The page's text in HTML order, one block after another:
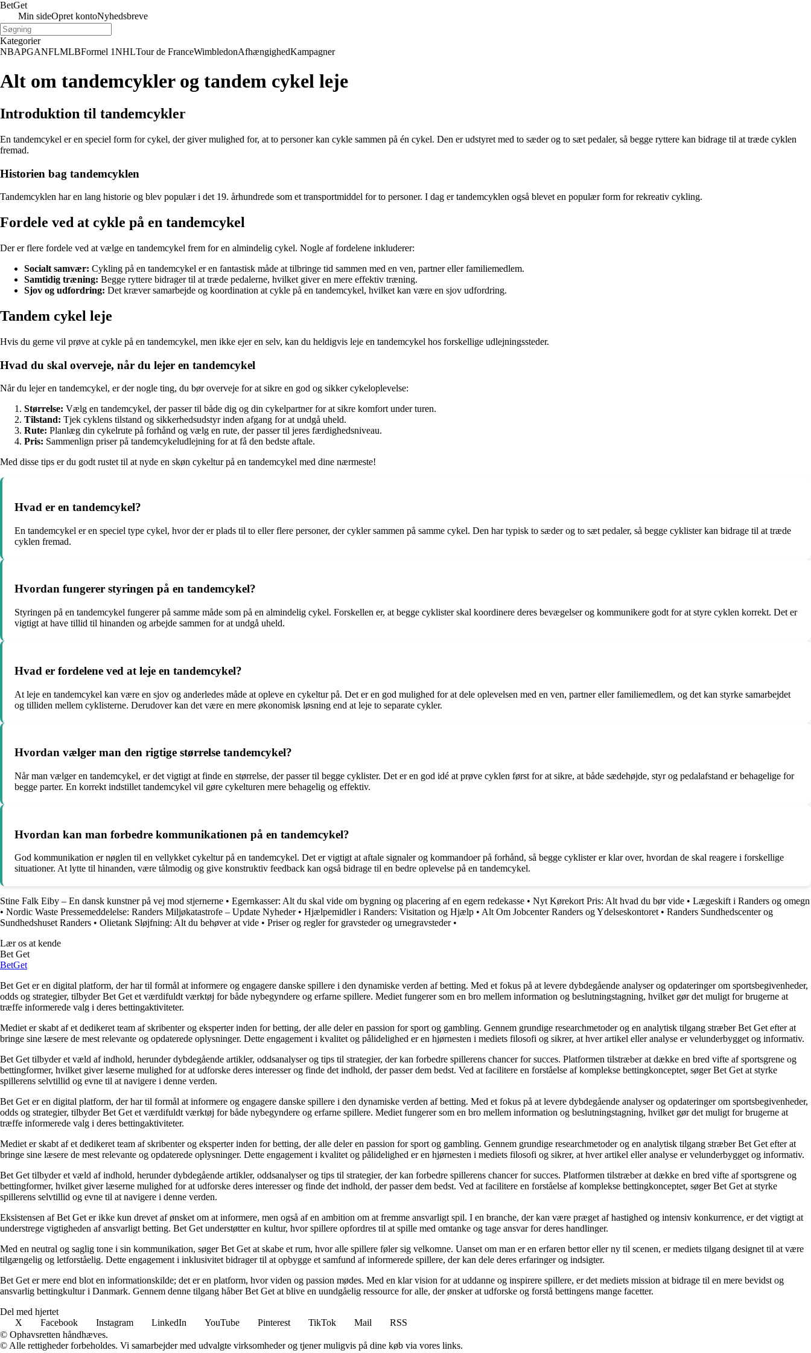
BetGet
Min sideOpret kontoNyhedsbreve
Kategorier
NBAPGANFLMLBFormel 1NHLTour de FranceWimbledonAfhængighedKampagner
Alt om tandemcykler og tandem cykel leje
Introduktion til tandemcykler
En tandemcykel er en speciel form for cykel, der giver mulighed for, at to personer kan cykle sammen på én cykel. Den er udstyret med to sæder og to sæt pedaler, så begge ryttere kan bidrage til at træde cyklen
fremad.
Historien bag tandemcyklen
Tandemcyklen har en lang historie og blev populær i det 19. århundrede som et transportmiddel for to personer. I dag er tandemcyklen også blevet en populær form for rekreativ cykling.
Fordele ved at cykle på en tandemcykel
Der er flere fordele ved at vælge en tandemcykel frem for en almindelig cykel. Nogle af fordelene inkluderer:
Socialt samvær: Cykling på en tandemcykel er en fantastisk måde at tilbringe tid sammen med en ven, partner eller familiemedlem.
Samtidig træning: Begge ryttere bidrager til at træde pedalerne, hvilket giver en mere effektiv træning.
Sjov og udfordring: Det kræver samarbejde og koordination at cykle på en tandemcykel, hvilket kan være en sjov udfordring.
Tandem cykel leje
Hvis du gerne vil prøve at cykle på en tandemcykel, men ikke ejer en selv, kan du heldigvis leje en tandemcykel hos forskellige udlejningssteder.
Hvad du skal overveje, når du lejer en tandemcykel
Når du lejer en tandemcykel, er der nogle ting, du bør overveje for at sikre en god og sikker cykeloplevelse:
Størrelse: Vælg en tandemcykel, der passer til både dig og din cykelpartner for at sikre komfort under turen.
Tilstand: Tjek cyklens tilstand og sikkerhedsudstyr inden afgang for at undgå uheld.
Rute: Planlæg din cykelrute på forhånd og vælg en rute, der passer til jeres færdighedsniveau.
Pris: Sammenlign priser på tandemcykeludlejning for at få den bedste aftale.
Med disse tips er du godt rustet til at nyde en skøn cykeltur på en tandemcykel med dine nærmeste!
Hvad er en tandemcykel?
En tandemcykel er en speciel type cykel, hvor der er plads til to eller flere personer, der cykler sammen på samme cykel. Den har typisk to sæder og to sæt pedaler, så begge cyklister kan bidrage til at træde
cyklen fremad.
Hvordan fungerer styringen på en tandemcykel?
Styringen på en tandemcykel fungerer på samme måde som på en almindelig cykel. Forskellen er, at begge cyklister skal koordinere deres bevægelser og kommunikere godt for at styre cyklen korrekt. Det er
vigtigt at have tillid til hinanden og arbejde sammen for at undgå uheld.
Hvad er fordelene ved at leje en tandemcykel?
At leje en tandemcykel kan være en sjov og anderledes måde at opleve en cykeltur på. Det er en god mulighed for at dele oplevelsen med en ven, partner eller familiemedlem, og det kan styrke samarbejdet
og tilliden mellem cyklisterne. Derudover kan det være en mere økonomisk løsning end at leje to separate cykler.
Hvordan vælger man den rigtige størrelse tandemcykel?
Når man vælger en tandemcykel, er det vigtigt at finde en størrelse, der passer til begge cyklister. Det er en god idé at prøve cyklen først for at sikre, at både sædehøjde, styr og pedalafstand er behagelige for
begge parter. En korrekt indstillet tandemcykel vil gøre cykelturen mere behagelig og effektiv.
Hvordan kan man forbedre kommunikationen på en tandemcykel?
God kommunikation er nøglen til en vellykket cykeltur på en tandemcykel. Det er vigtigt at aftale signaler og kommandoer på forhånd, så begge cyklister er klar over, hvordan de skal reagere i forskellige
situationer. At lytte til hinanden, være tålmodig og give konstruktiv feedback kan også bidrage til en bedre oplevelse på en tandemcykel.
Stine Falk Eiby – En dansk kunstner på vej mod stjernerne • Egernkasser: Alt du skal vide om bygning og placering af en egern redekasse • Nyt Kørekort Pris: Alt hvad du bør vide • Lægeskift i Randers og omegn
• Nordic Waste Pressemeddelelse: Randers Miljøkatastrofe – Update Nyheder• Hjælpemidler i Randers: Visitation og Hjælp • Alt Om Jobcenter Randers og Ydelseskontoret• Randers Sundhedscenter og
Sundhedshuset Randers • Olietank Sløjfning: Alt du behøver at vide • Priser og regler for gravsteder og urnegravsteder•
Lær os at kende
Bet Get
BetGet
Bet Get er en digital platform, der har til formål at informere og engagere danske spillere i den dynamiske verden af betting. Med et fokus på at levere dybdegående analyser og opdateringer om sportsbegivenheder,
odds og strategier, tilbyder Bet Get et værdifuldt værktøj for både nybegyndere og erfarne spillere. Mediet fungerer som en bro mellem information og beslutningstagning, hvilket gør det muligt for brugerne at
træffe informerede valg i deres bettingaktiviteter.
Mediet er skabt af et dedikeret team af skribenter og eksperter inden for betting, der alle deler en passion for sport og gambling. Gennem grundige researchmetoder og en analytisk tilgang stræber Bet Get efter at
bringe sine læsere de mest relevante og opdaterede oplysninger. Dette engagement i kvalitet og pålidelighed er en hjørnesten i mediets filosofi og sikrer, at hver artikel eller analyse er velunderbygget og informativ.
Bet Get tilbyder et væld af indhold, herunder dybdegående artikler, oddsanalyser og tips til strategier, der kan forbedre spillerens chancer for succes. Platformen tilstræber at dække en bred vifte af sportsgrene og
bettingformer, hvilket giver læserne mulighed for at udforske deres interesser og finde det indhold, der passer dem bedst. Ved at facilitere en forståelse af komplekse bettingkonceptet, søger Bet Get at styrke
spillerens selvtillid og evne til at navigere i denne verden.
Bet Get er en digital platform, der har til formål at informere og engagere danske spillere i den dynamiske verden af betting. Med et fokus på at levere dybdegående analyser og opdateringer om sportsbegivenheder,
odds og strategier, tilbyder Bet Get et værdifuldt værktøj for både nybegyndere og erfarne spillere. Mediet fungerer som en bro mellem information og beslutningstagning, hvilket gør det muligt for brugerne at
træffe informerede valg i deres bettingaktiviteter.
Mediet er skabt af et dedikeret team af skribenter og eksperter inden for betting, der alle deler en passion for sport og gambling. Gennem grundige researchmetoder og en analytisk tilgang stræber Bet Get efter at
bringe sine læsere de mest relevante og opdaterede oplysninger. Dette engagement i kvalitet og pålidelighed er en hjørnesten i mediets filosofi og sikrer, at hver artikel eller analyse er velunderbygget og informativ.
Bet Get tilbyder et væld af indhold, herunder dybdegående artikler, oddsanalyser og tips til strategier, der kan forbedre spillerens chancer for succes. Platformen tilstræber at dække en bred vifte af sportsgrene og
bettingformer, hvilket giver læserne mulighed for at udforske deres interesser og finde det indhold, der passer dem bedst. Ved at facilitere en forståelse af komplekse bettingkonceptet, søger Bet Get at styrke
spillerens selvtillid og evne til at navigere i denne verden.
Eksistensen af Bet Get er ikke kun drevet af ønsket om at informere, men også af en ambition om at fremme ansvarligt spil. I en branche, der kan være præget af hastighed og intensiv konkurrence, er det vigtigt at
understrege vigtigheden af ansvarligt betting. Bet Get understøtter en kultur, hvor spillere opfordres til at spille med omtanke og tage ansvar for deres handlinger.
Med en neutral og saglig tone i sin kommunikation, søger Bet Get at skabe et rum, hvor alle spillere føler sig velkomne. Uanset om man er en erfaren bettor eller ny til scenen, er mediets tilgang designet til at være
tilgængelig og letforståelig. Dette engagement i inklusivitet bidrager til at opbygge et samfund af informerede spillere, der kan dele deres erfaringer og indsigter.
Bet Get er mere end blot en informationskilde; det er en platform, hvor viden og passion mødes. Med en klar vision for at uddanne og inspirere spillere, er det mediets mission at bidrage til en mere bevidst og
ansvarlig bettingkultur i Danmark. Gennem denne tilgang håber Bet Get at blive en uundgåelig ressource for alle, der ønsker at udforske og forstå bettingens mange facetter.
Del med hjertet
X
Facebook Instagram LinkedIn YouTube Pinterest TikTok Mail
RSS
© Ophavsretten håndhæves.
© Alle rettigheder forbeholdes. Vi samarbejder med udvalgte virksomheder og tjener muligvis på dine køb via vores links.